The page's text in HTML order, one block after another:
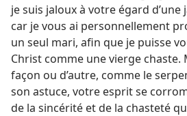
je suis jaloux à votre égard d’une
car je vous ai personnellement
un seul mari, afin que je puisse
Christ comme une vierge chaste.
façon ou d’autre, comme le
son astuce, votre esprit se
de la sincérité et de la chasteté